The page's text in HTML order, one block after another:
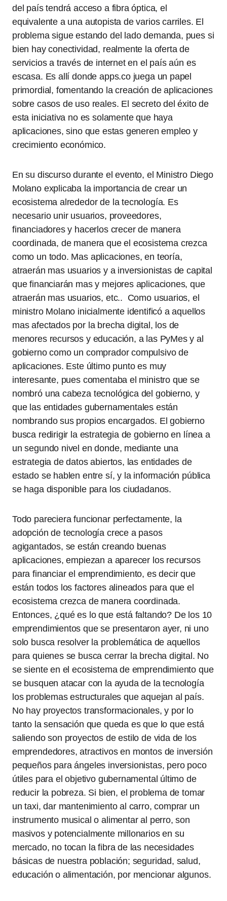
del país tendrá acceso a fibra óptica, el
equivalente a una autopista de varios carriles. El
problema sigue estando del lado demanda, pues si
bien hay conectividad, realmente la oferta de
servicios a través de internet en el país aún es
escasa. Es allí donde apps.co juega un papel
primordial, fomentando la creación de aplicaciones
sobre casos de uso reales. El secreto del éxito de
esta iniciativa no es solamente que haya
aplicaciones, sino que estas generen empleo y
crecimiento económico.
En su discurso durante el evento, el Ministro Diego
Molano explicaba la importancia de crear un
ecosistema alrededor de la tecnología. Es
necesario unir usuarios, proveedores,
financiadores y hacerlos crecer de manera
coordinada, de manera que el ecosistema crezca
como un todo. Mas aplicaciones, en teoría,
atraerán mas usuarios y a inversionistas de capital
que financiarán mas y mejores aplicaciones, que
atraerán mas usuarios, etc.. Como usuarios, el
ministro Molano inicialmente identificó a aquellos
mas afectados por la brecha digital, los de
menores recursos y educación, a las PyMes y al
gobierno como un comprador compulsivo de
aplicaciones. Este último punto es muy
interesante, pues comentaba el ministro que se
nombró una cabeza tecnológica del gobierno, y
que las entidades gubernamentales están
nombrando sus propios encargados. El gobierno
busca redirigir la estrategia de gobierno en línea a
un segundo nivel en donde, mediante una
estrategia de datos abiertos, las entidades de
estado se hablen entre sí, y la información pública
se haga disponible para los ciudadanos.
Todo pareciera funcionar perfectamente, la
adopción de tecnología crece a pasos
agigantados, se están creando buenas
aplicaciones, empiezan a aparecer los recursos
para financiar el emprendimiento, es decir que
están todos los factores alineados para que el
ecosistema crezca de manera coordinada.
Entonces, ¿qué es lo que está faltando? De los 10
emprendimientos que se presentaron ayer, ni uno
solo busca resolver la problemática de aquellos
para quienes se busca cerrar la brecha digital. No
se siente en el ecosistema de emprendimiento que
se busquen atacar con la ayuda de la tecnología
los problemas estructurales que aquejan al país.
No hay proyectos transformacionales, y por lo
tanto la sensación que queda es que lo que está
saliendo son proyectos de estilo de vida de los
emprendedores, atractivos en montos de inversión
pequeños para ángeles inversionistas, pero poco
útiles para el objetivo gubernamental último de
reducir la pobreza. Si bien, el problema de tomar
un taxi, dar mantenimiento al carro, comprar un
instrumento musical o alimentar al perro, son
masivos y potencialmente millonarios en su
mercado, no tocan la fibra de las necesidades
básicas de nuestra población; seguridad, salud,
educación o alimentación, por mencionar algunos.